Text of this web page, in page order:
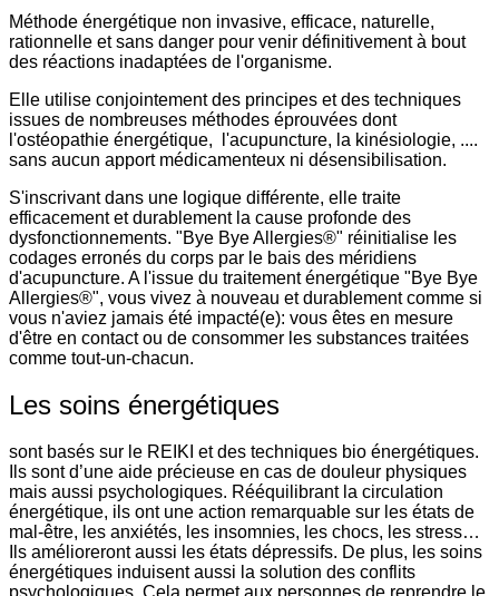
Méthode énergétique non invasive, efficace, naturelle,
rationnelle et sans danger pour venir définitivement à bout
des réactions inadaptées de l'organisme.
Elle utilise conjointement des principes et des techniques
issues de nombreuses méthodes éprouvées dont
l'ostéopathie énergétique, l'acupuncture, la kinésiologie, ....
sans aucun apport médicamenteux ni désensibilisation.
S'inscrivant dans une logique différente, elle traite
efficacement et durablement la cause profonde des
dysfonctionnements. "Bye Bye Allergies®" réinitialise les
codages erronés du corps par le bais des méridiens
d'acupuncture. A l'issue du traitement énergétique "Bye Bye
Allergies®", vous vivez à nouveau et durablement comme si
vous n'aviez jamais été impacté(e): vous êtes en mesure
d'être en contact ou de consommer les substances traitées
comme tout-un-chacun.
Les soins énergétiques
sont basés sur le REIKI et des techniques bio énergétiques.
Ils sont d’une aide précieuse en cas de douleur physiques
mais aussi psychologiques. Rééquilibrant la circulation
énergétique, ils ont une action remarquable sur les états de
mal-être, les anxiétés, les insomnies, les chocs, les stress…
Ils amélioreront aussi les états dépressifs. De plus, les soins
énergétiques induisent aussi la solution des conflits
psychologiques. Cela permet aux personnes de reprendre le